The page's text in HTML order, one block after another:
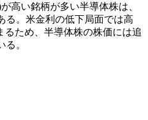
高い銘柄が多い半導体株は、
る。米金利の低下局面では高
るため、半導体株の株価には追
。